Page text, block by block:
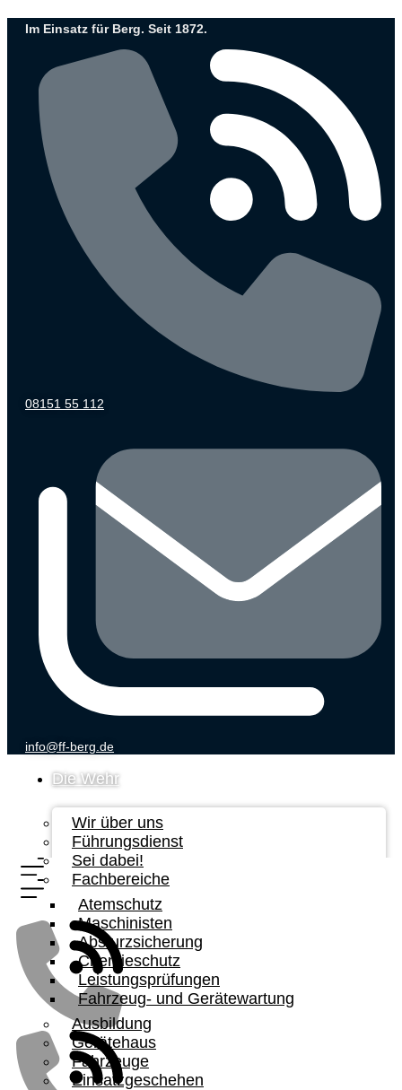
InhaltIm Einsatz für Berg. Seit 1872.
08151 55 112
info@ff-berg.de
Die Wehr
Wir über uns
Führungsdienst
Sei dabei!
Fachbereiche
Atemschutz
Maschinisten
Absturzsicherung
Chemieschutz
Leistungsprüfungen
Fahrzeug- und Gerätewartung
Ausbildung
Gerätehaus
Fahrzeuge
Einsatzgeschehen